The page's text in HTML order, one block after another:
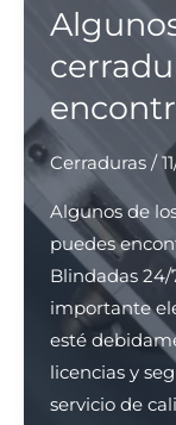
Bombin
Compatible
Fichet?
Cerraduras/
Algunos de
puedes
Blindadas 24/
importante
esté
licencias y
servicio de